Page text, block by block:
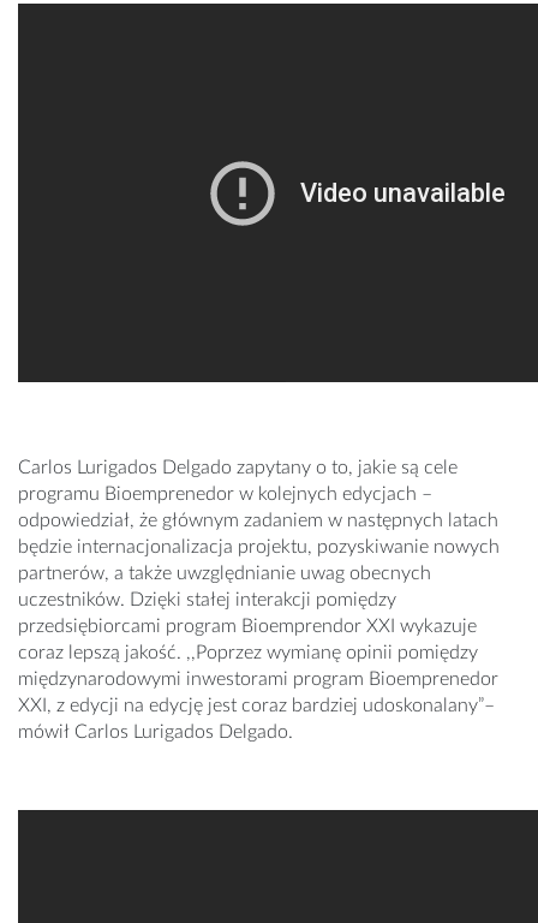
Carlos Lurigados Delgado zapytany o to, jakie są cele
programu Bioemprenedor w kolejnych edycjach –
odpowiedział, że głównym zadaniem w następnych latach
będzie internacjonalizacja projektu, pozyskiwanie nowych
partnerów, a także uwzględnianie uwag obecnych
uczestników. Dzięki stałej interakcji pomiędzy
przedsiębiorcami program Bioemprendor XXI wykazuje
coraz lepszą jakość. ,,Poprzez wymianę opinii pomiędzy
międzynarodowymi inwestorami program Bioemprenedor
XXI, z edycji na edycję jest coraz bardziej udoskonalany”–
mówił Carlos Lurigados Delgado.